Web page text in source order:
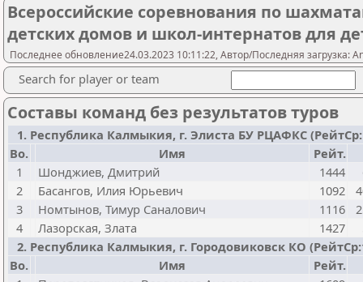
Всероссийские соревнования по
детских домов и школ-интернатов для
Последнее обновление24.03.2023 10:11:22, Автор/Последняя загрузка:
Search for player or team
Составы команд без результатов туров
1. Республика Калмыкия, г. Элиста БУ РЦАФКС
Bo.
Имя
Рейт.
1
Шонджиев, Дмитрий 1444
2
Басангов, Илия Юрьевич 1092
3
Номтынов, Тимур Саналович 1116
4
Лазорская, Злата 1427
2. Республика Калмыкия, г. Городовиковск КО
Bo.
Имя
Рейт.